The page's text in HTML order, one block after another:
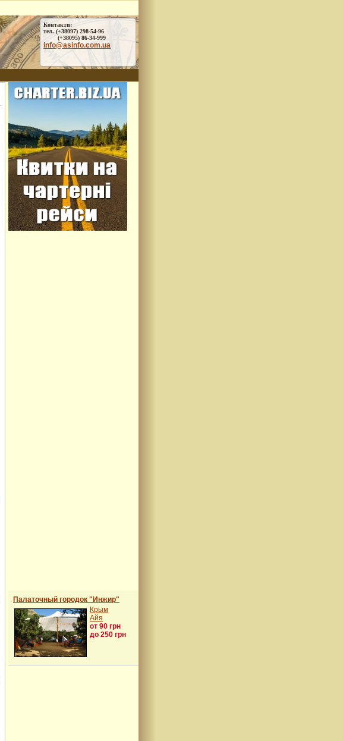
Контакти:
тел. (+38097) 298-54-96
(+38095) 86-34-999
info@asinfo.com.ua
Палаточный городок "Инжир"
Крым
Айя
от 90 грн
до 250 грн